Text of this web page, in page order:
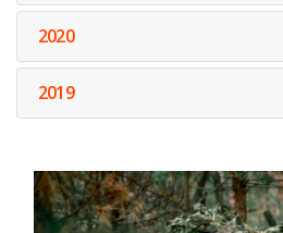
2020
2019